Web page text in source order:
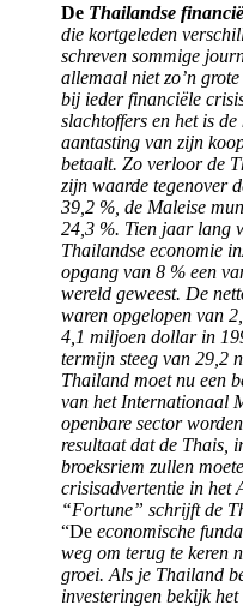
De Thailandse financië
die kortgeleden
schreven sommige
allemaal niet zo’n
bij ieder financiële
slachtoffers en het is
aantasting van zijn
betaalt. Zo verloor de
zijn waarde tegenover
39,2 %, de Maleise
24,3 %. Tien jaar lang
Thailandse economie
opgang van 8 % een
wereld geweest. De
waren opgelopen van
4,1 miljoen dollar in
termijn steeg van 29,2
Thailand moet nu een
van het Internationaal
openbare sector
resultaat dat de Thais,
broeksriem zullen
crisisadvertentie in het
“Fortune” schrijft de
“De economische
weg om terug te keren
groei. Als je Thailand
investeringen bekijk